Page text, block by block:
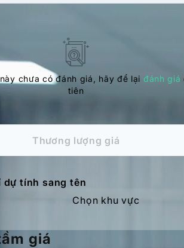
chưa có đánh giá, hãy để lại đánh giá
tiên
Thương lượng giá
dự tính sang tên
Chọn khu vực
giá